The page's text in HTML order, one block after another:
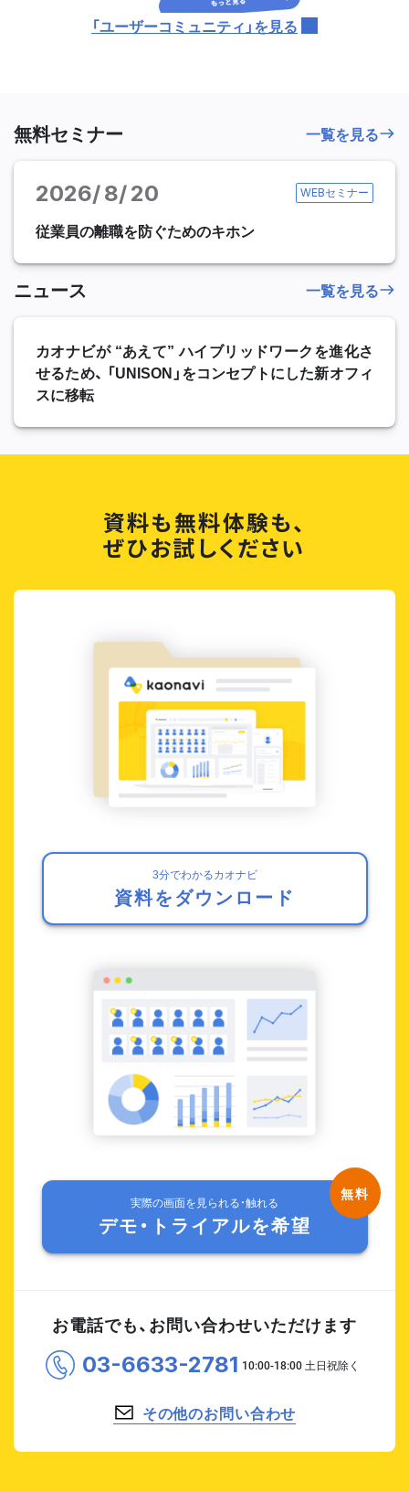
無料セミナー
2026 8 20 WEBセミナー
従業員の離職を防ぐためのキホン
一覧を見る
ニュース
カオナビが “あえて” ハイブリッドワークを進化さ
せるため、 「UNISON」をコンセプトにした新オフィ
スに移転
一覧を見る
「ユーザーコミュニティ」を見る
資料も無料体験も、
ぜひお試しください
3分でわかるカオナビ
資料をダウンロード
実際の画面を見られる・触れる
デモ・トライアルを希望
お電話でも、お問い合わせいただけます
03-6633-2781
その他のお問い合わせ